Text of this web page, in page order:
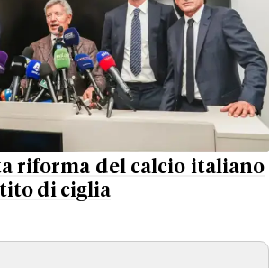
riforma del calcio italiano
di ciglia